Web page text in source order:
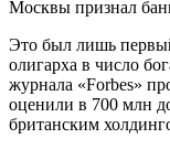
Москвы признал
Это был лишь
олигарха в число
журнала «Forbes»
оценили в 700 млн
британским